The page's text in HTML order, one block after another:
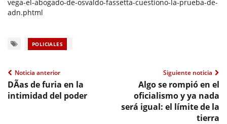
vega-el-abogado-de-osvaldo-fassetta-cuestiono-la-prueba-de-
adn.phtml
POLICIALES
Noticia anterior
DÃ­as de furia en la
intimidad del poder
Siguiente noticia
Algo se rompió en el
oficialismo y ya nada
será igual: el límite de la
tierra